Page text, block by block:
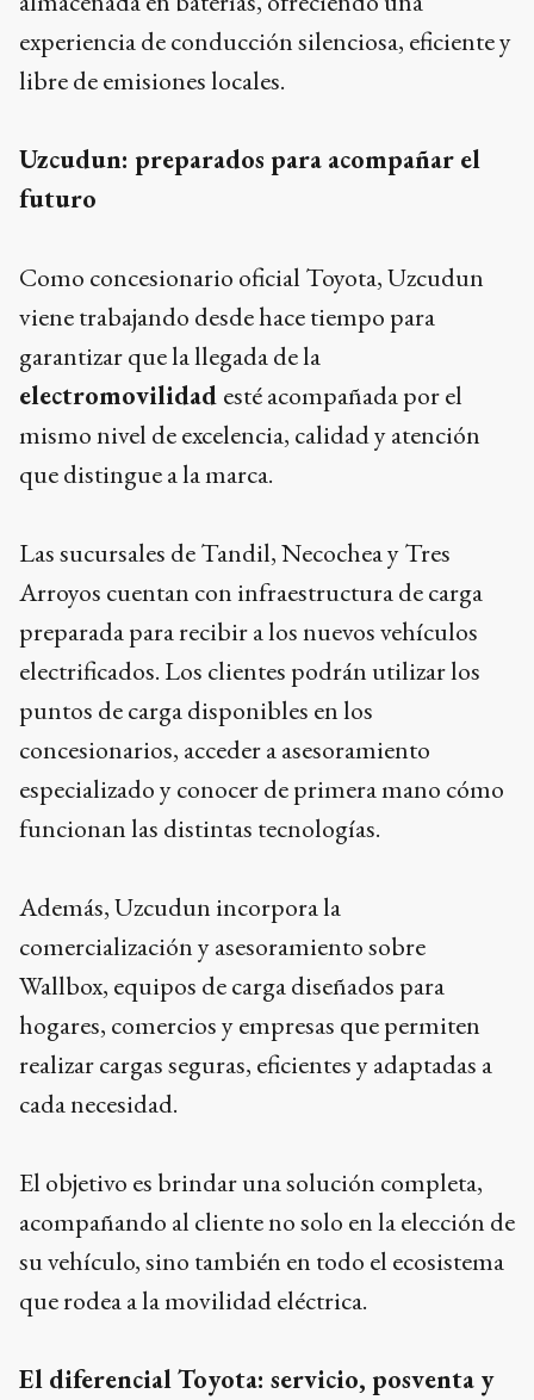
experiencia de conducción silenciosa, eficiente y
libre de emisiones locales.
Uzcudun: preparados para acompañar el
futuro
Como concesionario oficial Toyota, Uzcudun
viene trabajando desde hace tiempo para
garantizar que la llegada de la
electromovilidad esté acompañada por el
mismo nivel de excelencia, calidad y atención
que distingue a la marca.
Las sucursales de Tandil, Necochea y Tres
Arroyos cuentan con infraestructura de carga
preparada para recibir a los nuevos vehículos
electrificados. Los clientes podrán utilizar los
puntos de carga disponibles en los
concesionarios, acceder a asesoramiento
especializado y conocer de primera mano cómo
funcionan las distintas tecnologías.
Además, Uzcudun incorpora la
comercialización y asesoramiento sobre
Wallbox, equipos de carga diseñados para
hogares, comercios y empresas que permiten
realizar cargas seguras, eficientes y adaptadas a
cada necesidad.
El objetivo es brindar una solución completa,
acompañando al cliente no solo en la elección de
su vehículo, sino también en todo el ecosistema
que rodea a la movilidad eléctrica.
El diferencial Toyota: servicio, posventa y